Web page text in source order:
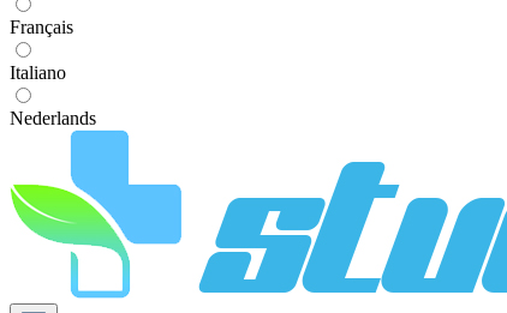
Français
Italiano
Nederlands